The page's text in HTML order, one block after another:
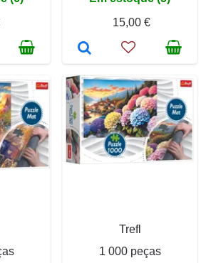
15,00 €
Trefl
1 000 peças